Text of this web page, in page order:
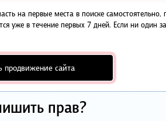
на первые места в поиске
уже в течение первых 7 дней. Если ни один
продвижение сайта
прав?